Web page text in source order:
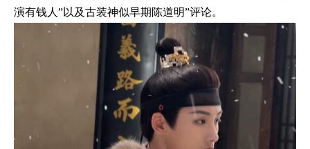
演有钱人”以及古装神似早期陈道明”评论。